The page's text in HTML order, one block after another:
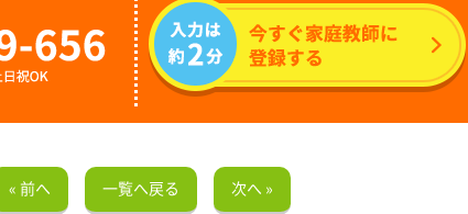
« 前へ 一覧へ戻る 次へ »